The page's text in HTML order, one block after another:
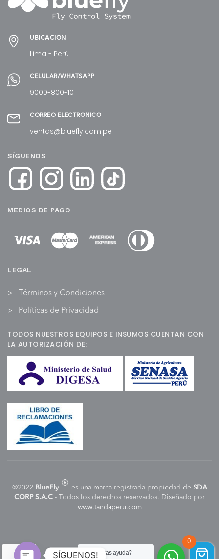
UBICACIÓN
Lima - Perú
CELULAR/WHATSAPP
9000-800-10
CORREO ELECTRÓNICO
ventas@bluefly.com.pe
SÍGUENOS
MEDIOS DE PAGO
LEGAL
Términos y Condiciones
Políticas de Privacidad
TODOS NUESTROS EQUIPOS E INSUMOS CUENTAN CON
LA AUTORIZACIÓN DE:
@2022 BlueFly ® es una marca registrada propiedad de SDA
CORP S.A.C - Todos los derechos reservados. Diseñado por
www.tandaperu.com
¿Necesitas ayuda?
0
SÍGUENOS!